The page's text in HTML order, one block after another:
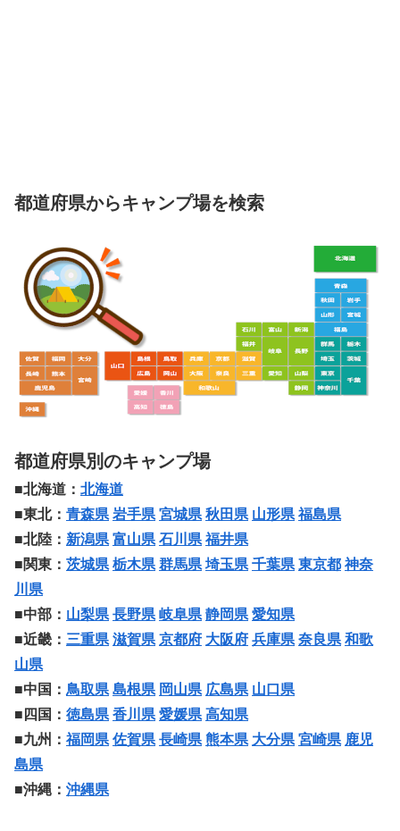
都道府県からキャンプ場を検索
都道府県別のキャンプ場
■北海道： 北海道
■東北： 青森県 岩手県 宮城県 秋田県 山形県 福島県
■北陸： 新潟県 富山県 石川県 福井県
■関東： 茨城県 栃木県 群馬県 埼玉県 千葉県 東京都 神奈
川県
■中部： 山梨県 長野県 岐阜県 静岡県 愛知県
■近畿： 三重県 滋賀県 京都府 大阪府 兵庫県 奈良県 和歌
山県
■中国： 鳥取県 島根県 岡山県 広島県 山口県
■四国： 徳島県 香川県 愛媛県 高知県
■九州： 福岡県 佐賀県 長崎県 熊本県 大分県 宮崎県 鹿児
島県
■沖縄： 沖縄県